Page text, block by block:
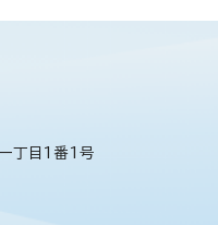
丁目1番1号